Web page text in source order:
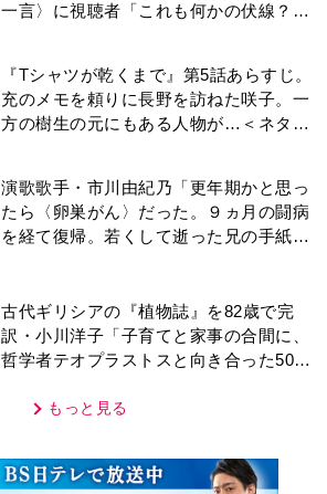
一言〉に視聴者「これも何かの伏線？」
『Tシャツが乾くまで』第5話あらすじ。
充のメモを頼りに長野を訪ねた咲子。一
方の樹生の元にもある人物が…＜ネタバ
演歌歌手・市川由紀乃「更年期かと思っ
たら〈卵巣がん〉だった。９ヵ月の闘病
を経て復帰。若くして逝った兄の手紙を
古代ギリシアの『植物誌』を82歳で完
訳・小川洋子「子育てと家事の合間に、
哲学者テオプラストスと向き合った50
もっと見る